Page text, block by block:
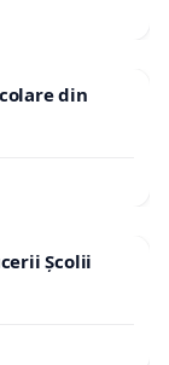
din
Școlii